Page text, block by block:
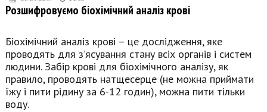
Розшифровуємо біохімічний аналіз крові
Біохімічний аналіз крові – це дослідження, яке
проводять для з’ясування стану всіх органів і систем
людини. Забір крові для біохімічного аналізу, як
правило, проводять натщесерце (не можна приймати
їжу і пити рідину за 6-12 годин), можна пити тільки
воду.